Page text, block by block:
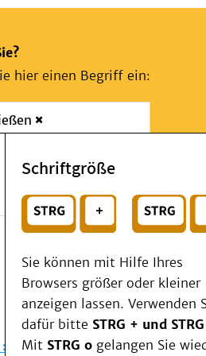
hier einen Begriff ein:
Suchen
Thema für Ihren
Schriftgröße
Sie können mit Hilfe Ihres
Browsers größer oder kleiner
anzeigen lassen. Verwenden
dafür bitte STRG + und
Mit STRG o gelangen Sie
UKD
Unterstützung
im Medizinwesen (KIM)